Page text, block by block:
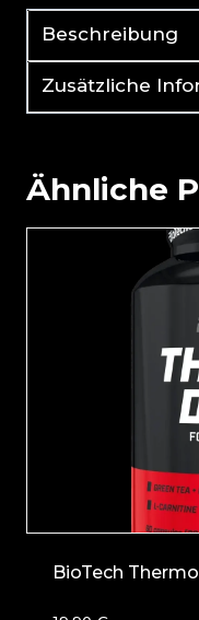
Beschreibung
Zusätzliche
Ähnliche
BioTech